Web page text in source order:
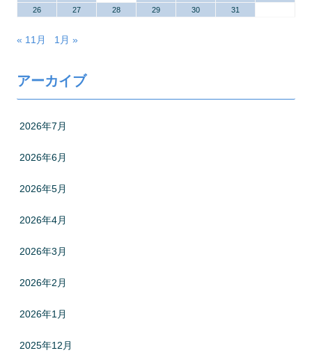
26
27 28 29 30 31
« 11月 1月 »
アーカイブ
2026年7月
2026年6月
2026年5月
2026年4月
2026年3月
2026年2月
2026年1月
2025年12月